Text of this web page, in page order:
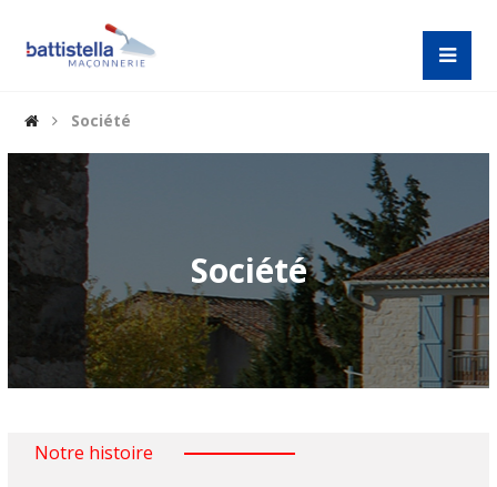
Société
Société
Notre histoire